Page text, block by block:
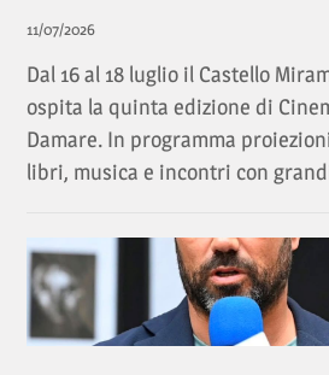
11/07/2026
Dal 16 al 18 luglio il Castello
ospita la quinta edizione di
Damare. In programma
libri, musica e incontri con